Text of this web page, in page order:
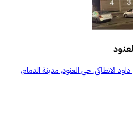
الانطاكي, حي العنود, مدينة الدمام,